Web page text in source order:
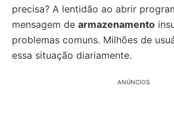
precisa? A lentidão ao abrir
mensagem de armazenamento
problemas comuns. Milhões de
essa situação diariamente.
ANÚNCIOS